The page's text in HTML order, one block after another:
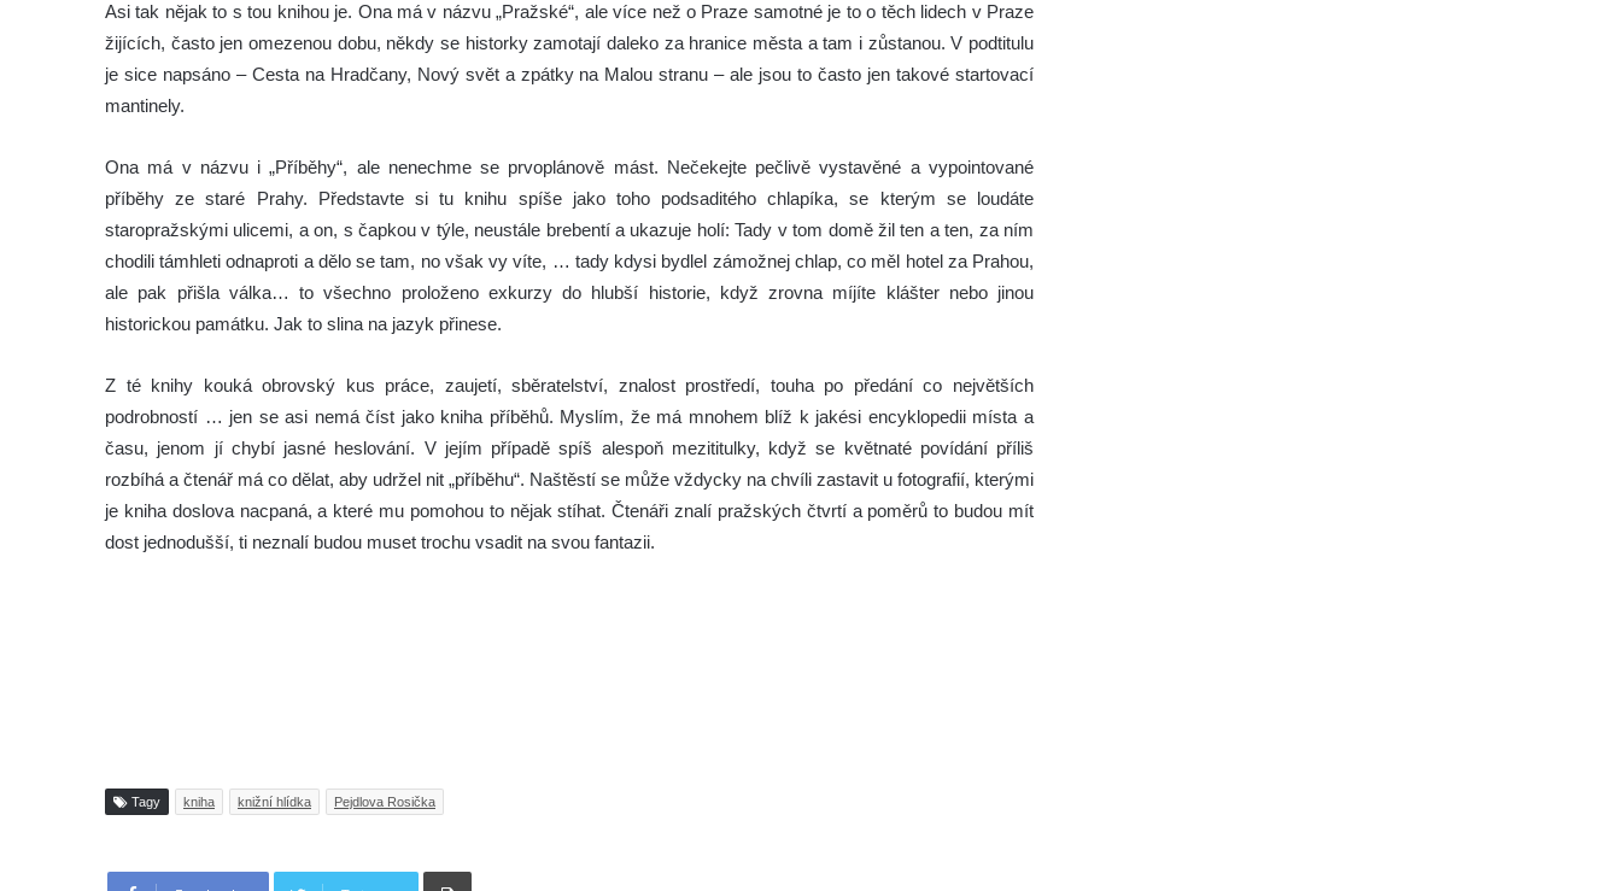
Asi tak nějak to s tou knihou je. Ona má v názvu „Pražské“, ale více než o Praze samotné je to o těch lidech v Praze
žijících, často jen omezenou dobu, někdy se historky zamotají daleko za hranice města a tam i zůstanou. V podtitulu
je sice napsáno – Cesta na Hradčany, Nový svět a zpátky na Malou stranu – ale jsou to často jen takové startovací
mantinely.
Ona má v názvu i „Příběhy“, ale nenechme se prvoplánově mást. Nečekejte pečlivě vystavěné a vypointované
příběhy ze staré Prahy. Představte si tu knihu spíše jako toho podsaditého chlapíka, se kterým se loudáte
staropražskými ulicemi, a on, s čapkou v týle, neustále brebentí a ukazuje holí: Tady v tom domě žil ten a ten, za ním
chodili támhleti odnaproti a dělo se tam, no však vy víte, … tady kdysi bydlel zámožnej chlap, co měl hotel za Prahou,
ale pak přišla válka… to všechno proloženo exkurzy do hlubší historie, když zrovna míjíte klášter nebo jinou
historickou památku. Jak to slina na jazyk přinese.
Z té knihy kouká obrovský kus práce, zaujetí, sběratelství, znalost prostředí, touha po předání co největších
podrobností … jen se asi nemá číst jako kniha příběhů. Myslím, že má mnohem blíž k jakési encyklopedii místa a
času, jenom jí chybí jasné heslování. V jejím případě spíš alespoň mezititulky, když se květnaté povídání příliš
rozbíhá a čtenář má co dělat, aby udržel nit „příběhu“. Naštěstí se může vždycky na chvíli zastavit u fotografií, kterými
je kniha doslova nacpaná, a které mu pomohou to nějak stíhat. Čtenáři znalí pražských čtvrtí a poměrů to budou mít
dost jednodušší, ti neznalí budou muset trochu vsadit na svou fantazii.
Tagy kniha knižní hlídka Pejdlova Rosička
Tisknout